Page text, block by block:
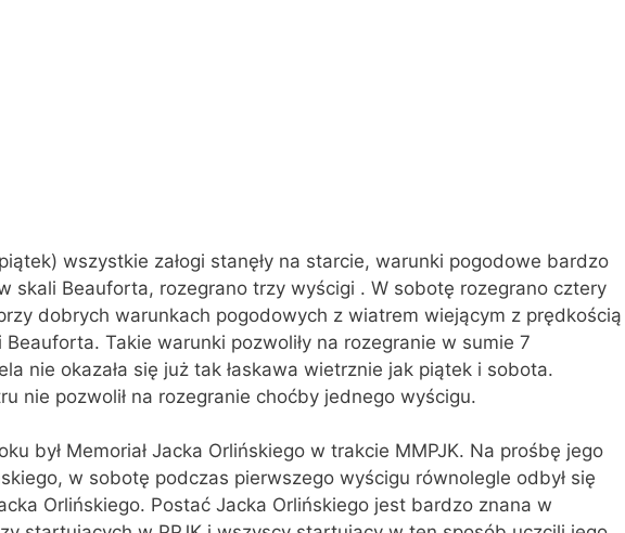
wszystkie załogi stanęły na starcie, warunki pogodowe bardzo
skali Beauforta, rozegrano trzy wyścigi . W sobotę rozegrano cztery
dobrych warunkach pogodowych z wiatrem wiejącym z prędkością
Takie warunki pozwoliły na rozegranie w sumie 7
nie okazała się już tak łaskawa wietrznie jak piątek i sobota.
nie pozwolił na rozegranie choćby jednego wyścigu.
był Memoriał Jacka Orlińskiego w trakcie MMPJK. Na prośbę jego
w sobotę podczas pierwszego wyścigu równolegle odbył się
Orlińskiego. Postać Jacka Orlińskiego jest bardzo znana w